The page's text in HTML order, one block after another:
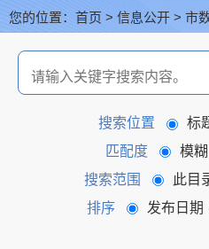
您的位置： 首页 > 信息公开 > 市
搜索位置 标
匹配度
模糊
搜索范围
此目
排序
发布日期